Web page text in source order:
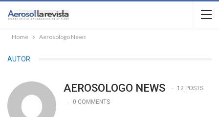
Home Aerosologo News
AUTOR
AEROSOLOGO NEWS
12 POSTS
0 COMMENTS